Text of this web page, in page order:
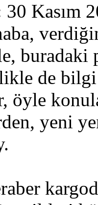
30 Kasım
buradaki
de
öyle
yeni